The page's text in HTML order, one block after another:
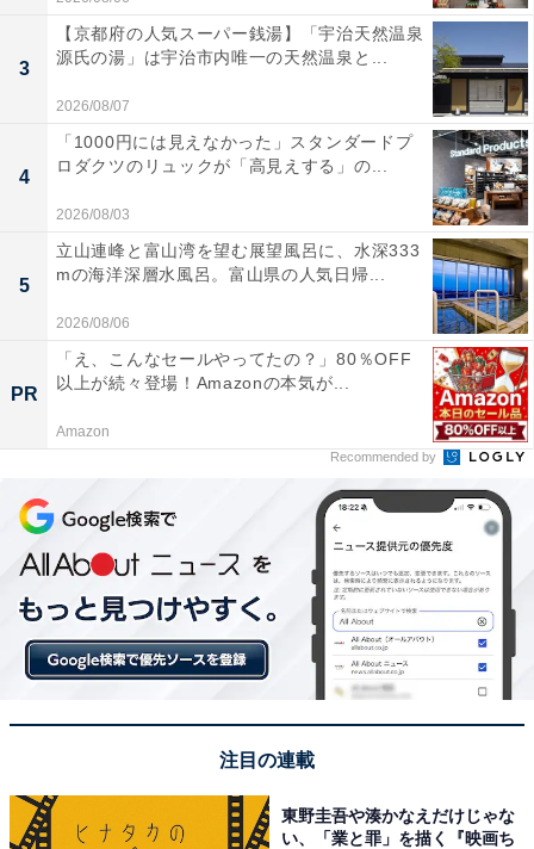
3
【京都府の人気スーパー銭湯】「宇治天然温泉
源氏の湯」は宇治市内唯一の天然温泉と...
2026/08/07
4
「1000円には見えなかった」スタンダードプ
ロダクツのリュックが「高見えする」の...
2026/08/03
5
立山連峰と富山湾を望む展望風呂に、水深333
mの海洋深層水風呂。富山県の人気日帰...
2026/08/06
PR
「え、こんなセールやってたの？」80％OFF
以上が続々登場！Amazonの本気が...
Amazon
Recommended by
注目の連載
東野圭吾や湊かなえだけじゃな
い、「業と罪」を描く『映画ち